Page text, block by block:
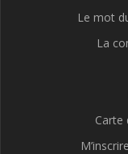
Le mot
La
Carte